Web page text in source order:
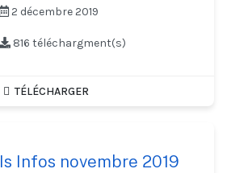
2 décembre 2019
816 téléchargment(s)
TÉLÉCHARGER
Is Infos novembre 2019